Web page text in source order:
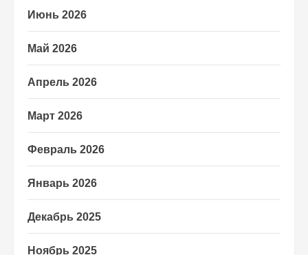
Июнь 2026
Май 2026
Апрель 2026
Март 2026
Февраль 2026
Январь 2026
Декабрь 2025
Ноябрь 2025